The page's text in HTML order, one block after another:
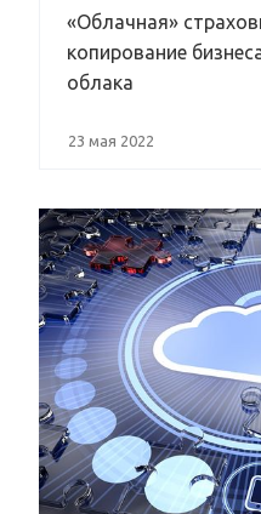
«Облачная»
копирование
облака
23 мая 2022